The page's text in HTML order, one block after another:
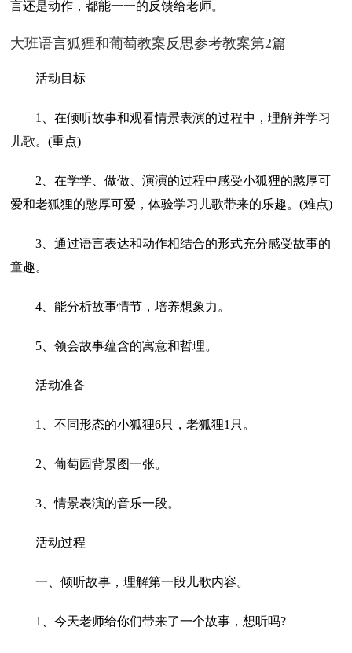
言还是动作，都能一一的反馈给老师。
大班语言狐狸和葡萄教案反思参考教案第2篇
活动目标
1、在倾听故事和观看情景表演的过程中，理解并学习
儿歌。(重点)
2、在学学、做做、演演的过程中感受小狐狸的憨厚可
爱和老狐狸的憨厚可爱，体验学习儿歌带来的乐趣。(难点)
3、通过语言表达和动作相结合的形式充分感受故事的
童趣。
4、能分析故事情节，培养想象力。
5、领会故事蕴含的寓意和哲理。
活动准备
1、不同形态的小狐狸6只，老狐狸1只。
2、葡萄园背景图一张。
3、情景表演的音乐一段。
活动过程
一、倾听故事，理解第一段儿歌内容。
1、今天老师给你们带来了一个故事，想听吗?